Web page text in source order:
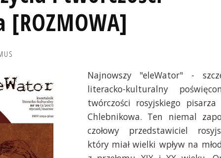
Najnowszy "eleWator" -
literacko-kulturalny
twórczości rosyjskiego
Chlebnikowa. Ten niemal
czołowy przedstawiciel
który miał wielki wpływ na